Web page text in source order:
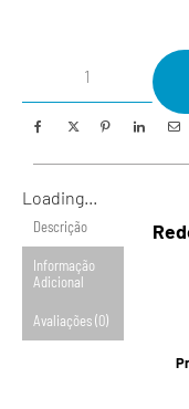
Loading...
Descrição
Informação
Adicional
Avaliações (0)